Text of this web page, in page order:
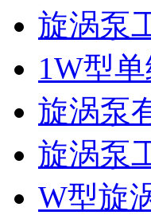
旋涡泵
1W型
旋涡泵
旋涡泵
W型旋